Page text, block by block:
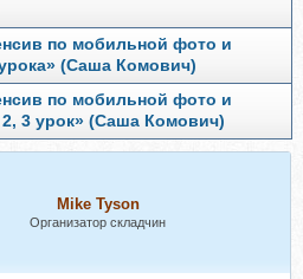
по мобильной фото и
(Саша Комович)
по мобильной фото и
3 урок» (Саша Комович)
Mike Tyson
Организатор складчин